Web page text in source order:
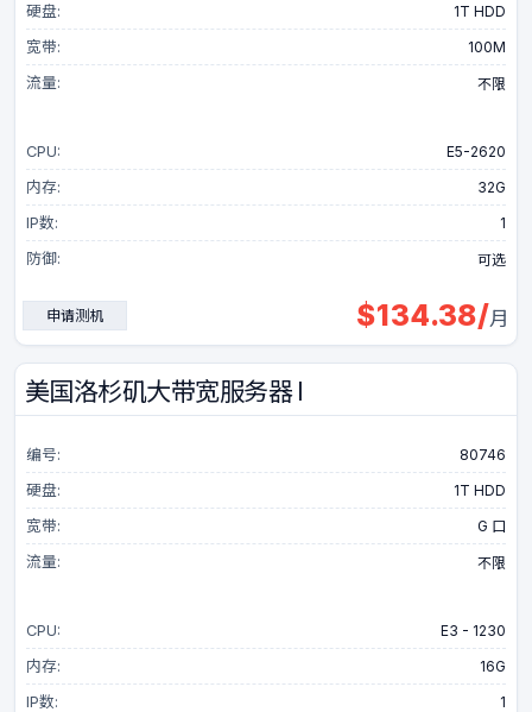
硬盘:
1T HDD
宽带:
100M
流量:
不限
CPU:
E5-2620
内存:
32G
IP数:
1
防御:
可选
申请测机 $134.38/月
美国洛杉矶大带宽服务器 I
编号:
80746
硬盘:
1T HDD
宽带:
G 口
流量:
不限
CPU:
E3 - 1230
内存:
16G
IP数:
1